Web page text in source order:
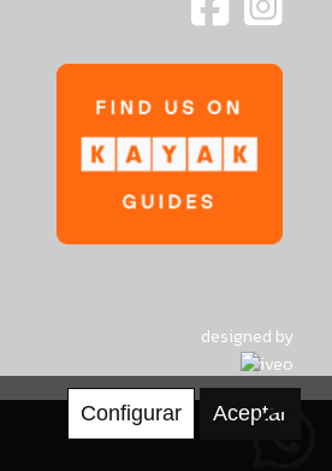
designed by